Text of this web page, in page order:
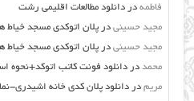
فاطمه دردانلود مطالعات اقليمي رشت
مجید حسینی درپلان اتوکدی مسجد خیاط
مجید حسینی درپلان اتوکدی مسجد خیاط
محمد دردانلود فونت کاتب اتوکد+نحوه
مریم دردانلود پلان کدی خانه اشیدری-